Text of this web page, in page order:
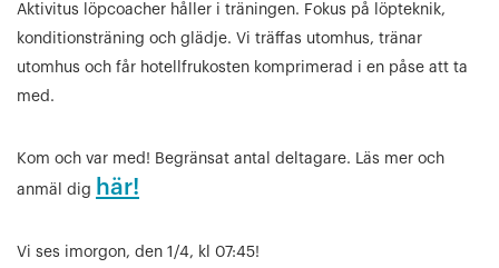
Aktivitus löpcoacher håller i träningen. Fokus på löpteknik,
konditionsträning och glädje. Vi träffas utomhus, tränar
utomhus och får hotellfrukosten komprimerad i en påse att ta
med.
Kom och var med! Begränsat antal deltagare. Läs mer och
anmäl dig
här!
Vi ses imorgon, den 1/4, kl 07:45!